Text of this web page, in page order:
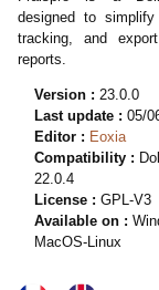
designed to simplify
tracking, and
reports.
Version : 23.0.0
Last update : 05/
Editor : Eoxia
Compatibility :
22.0.4
License : GPL-V3
Available on :
MacOS-Linux